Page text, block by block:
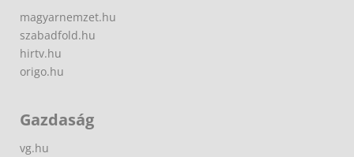
magyarnemzet.hu
szabadfold.hu
hirtv.hu
origo.hu
Gazdaság
vg.hu